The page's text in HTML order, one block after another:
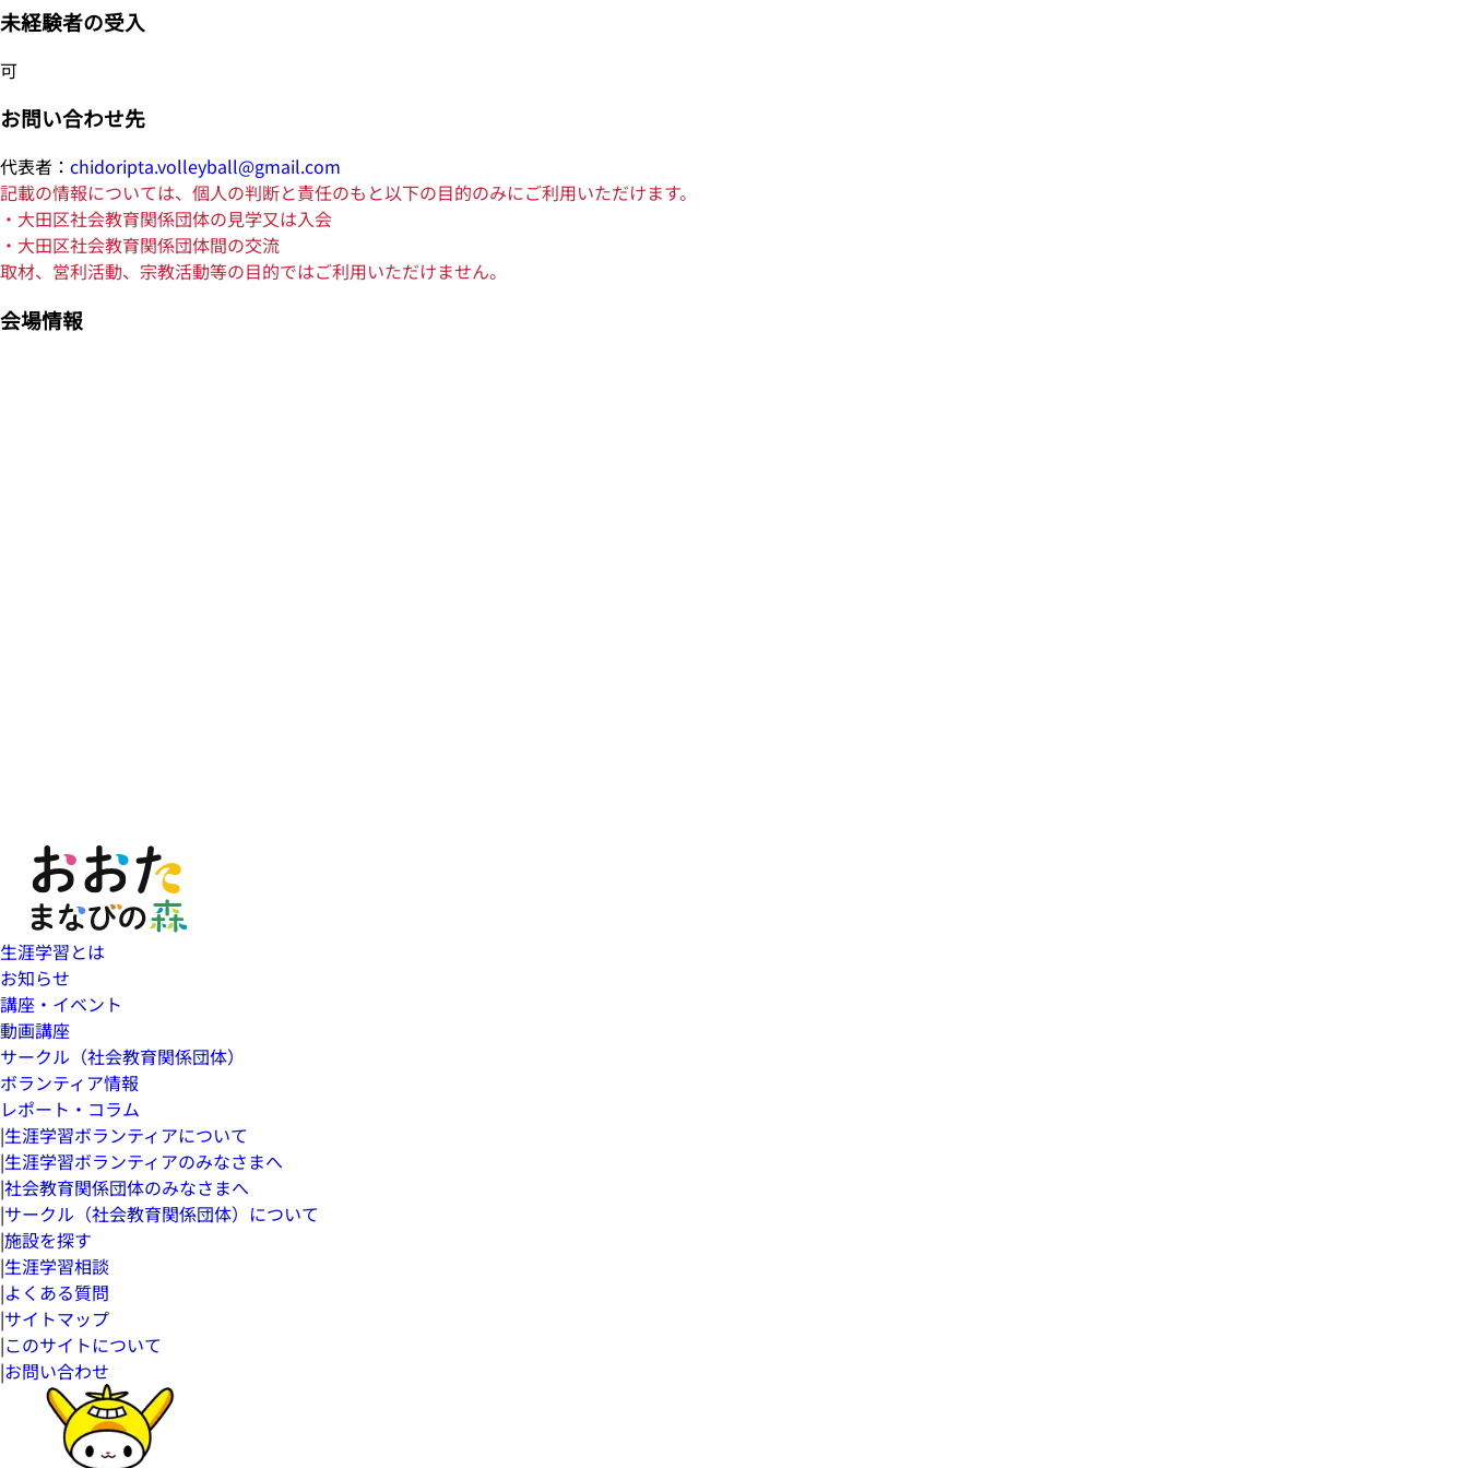
未経験者の受入
可
お問い合わせ先
代表者： chidoripta.volleyball@gmail.com
記載の情報については、個人の判断と責任のもと以下の目的のみにご利用いただけます。
・大田区社会教育関係団体の見学又は入会
・大田区社会教育関係団体間の交流
取材、営利活動、宗教活動等の目的ではご利用いただけません。
会場情報
生涯学習とは
お知らせ
講座・イベント
動画講座
サークル（社会教育関係団体）
ボランティア情報
レポート・コラム
|生涯学習ボランティアについて
|生涯学習ボランティアのみなさまへ
|社会教育関係団体のみなさまへ
|サークル（社会教育関係団体）について
|施設を探す
|生涯学習相談
|よくある質問
|サイトマップ
|このサイトについて
|お問い合わせ